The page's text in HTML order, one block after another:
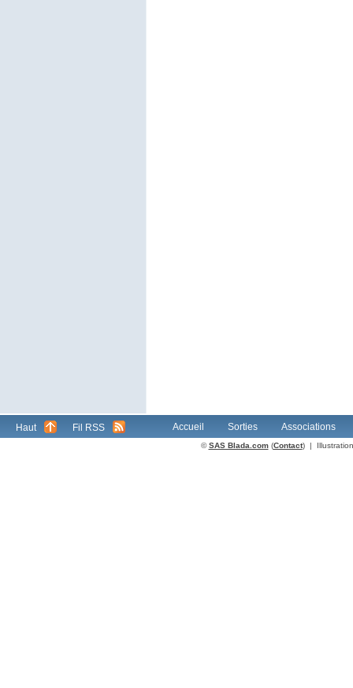
Haut Fil RSS Accueil Sorties Associations
©SAS Blada.com(Contact) |